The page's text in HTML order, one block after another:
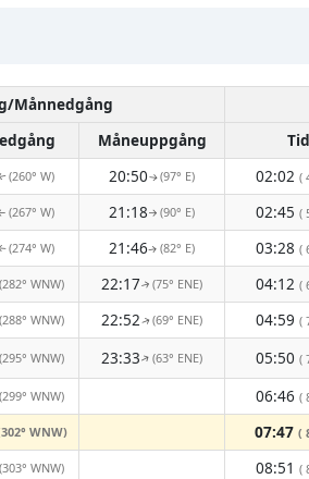
Månnedgång
Måneuppgång Tid
(260° W) 20:50↑(97° E) 02:02 (
(267° W) 21:18↑ (90° E) 02:45 (
(274° W) 21:46↑(82° E) 03:28 (
(282° WNW) 22:17↑(75° ENE) 04:12 (
(288° WNW) 22:52↑(69° ENE) 04:59 (
(295° WNW) 23:33↑(63° ENE) 05:50 (
(299° WNW) 06:46 (
WNW) 07:47 (
(303° WNW) 08:51 (